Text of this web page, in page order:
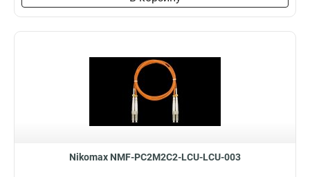
Nikomax NMF-PC2M2C2-LCU-LCU-003